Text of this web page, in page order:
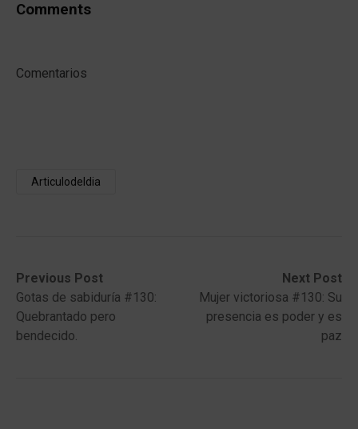
Comments
Comentarios
Articulodeldia
Post
navigation
Previous Post
Previous
post:Gotas de sabiduría #130:
Quebrantado pero
bendecido.
Next Post
Next
post:
Mujer victoriosa #130: Su
presencia es poder y es
paz